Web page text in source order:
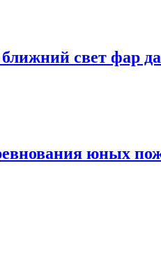
свет фар
юных